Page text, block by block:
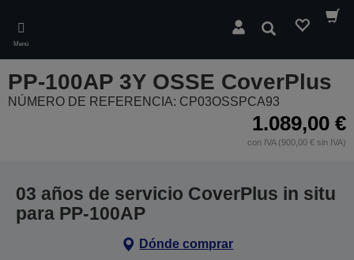
main
content
Menú
Buscar
PP-100AP 3Y OSSE CoverPlus
NÚMERO DE REFERENCIA: CP03OSSPCA93
1.089,00 €
con IVA (900,00 € sin IVA)
03 años de servicio CoverPlus in situ
para PP-100AP
Dónde comprar